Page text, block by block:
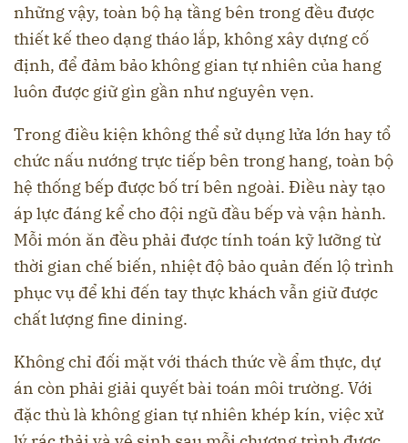
những vậy, toàn bộ hạ tầng bên trong đều được
thiết kế theo dạng tháo lắp, không xây dựng cố
định, để đảm bảo không gian tự nhiên của hang
luôn được giữ gìn gần như nguyên vẹn.
Trong điều kiện không thể sử dụng lửa lớn hay tổ
chức nấu nướng trực tiếp bên trong hang, toàn bộ
hệ thống bếp được bố trí bên ngoài. Điều này tạo
áp lực đáng kể cho đội ngũ đầu bếp và vận hành.
Mỗi món ăn đều phải được tính toán kỹ lưỡng từ
thời gian chế biến, nhiệt độ bảo quản đến lộ trình
phục vụ để khi đến tay thực khách vẫn giữ được
chất lượng fine dining.
Không chỉ đối mặt với thách thức về ẩm thực, dự
án còn phải giải quyết bài toán môi trường. Với
đặc thù là không gian tự nhiên khép kín, việc xử